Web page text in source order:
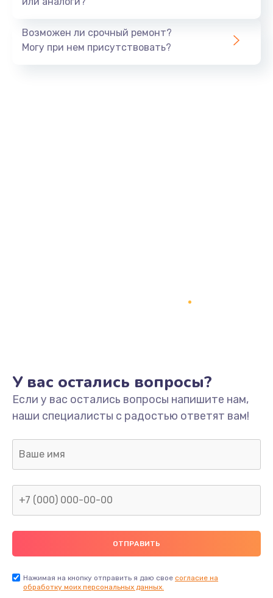
Возможен ли срочный ремонт?
Могу при нем присутствовать?
У вас остались вопросы?
Если у вас остались вопросы напишите нам,
наши специалисты с радостью ответят вам!
Нажимая на кнопку отправить я даю свое согласие на
обработку моих персональных данных.